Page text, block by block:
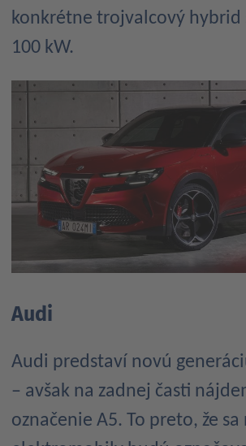
konkrétne trojvalcový hybrid
100 kW.
Audi
Audi predstaví novú
– avšak na zadnej časti
označenie A5. To preto, že sa